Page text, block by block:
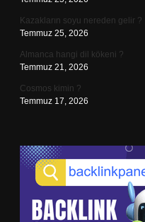
Kazakların soyu nereden gelir ?
Temmuz 25, 2026
Almanca hangi dil kökeni ?
Temmuz 21, 2026
Cosmos kimin ?
Temmuz 17, 2026